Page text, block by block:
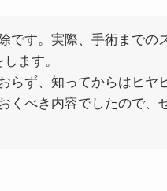
です。実際、手術までの
ます。
らず、知ってからはヒ
くべき内容でしたので、